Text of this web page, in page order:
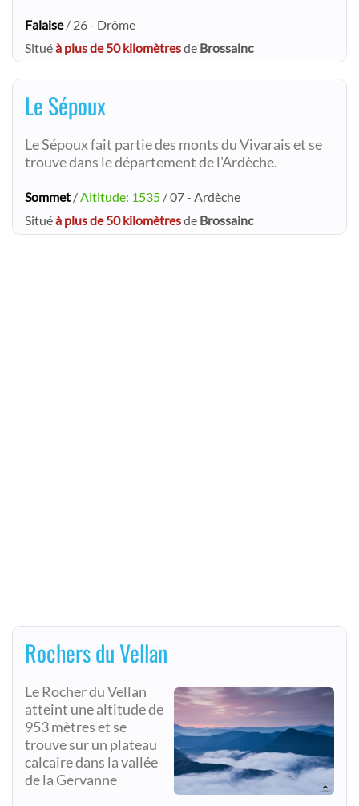
Falaise/ 26 - Drôme
Situéà plus de 50 kilomètresde Brossainc
Le Sépoux
Le Sépoux fait partie des monts du Vivarais et se
trouve dans le département de l'Ardèche.
Sommet /Altitude: 1535 / 07 - Ardèche
Situéà plus de 50 kilomètresde Brossainc
Rochers du Vellan
Le Rocher du Vellan
atteint une altitude de
953 mètres et se
trouve sur un plateau
calcaire dans la vallée
de la Gervanne